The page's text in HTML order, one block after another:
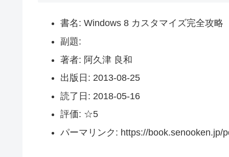
書名: Windows 8 カスタマイズ完全攻略
副題:
著者: 阿久津 良和
出版日: 2013-08-25
読了日: 2018-05-16
評価: ☆5
パーマリンク: https://book.senooken.jp/